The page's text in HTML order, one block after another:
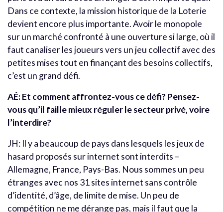
Dans ce contexte, la mission historique de la Loterie
devient encore plus importante. Avoir le monopole
sur un marché confronté à une ouverture si large, où il
faut canaliser les joueurs vers un jeu collectif avec des
petites mises tout en finançant des besoins collectifs,
c’est un grand défi.
AÉ: Et comment affrontez-vous ce défi? Pensez-
vous qu’il faille mieux réguler le secteur privé, voire
l’interdire?
JH: Il y a beaucoup de pays dans lesquels les jeux de
hasard proposés sur internet sont interdits –
Allemagne, France, Pays-Bas. Nous sommes un peu
étranges avec nos 31 sites internet sans contrôle
d’identité, d’âge, de limite de mise. Un peu de
compétition ne me dérange pas, mais il faut que la